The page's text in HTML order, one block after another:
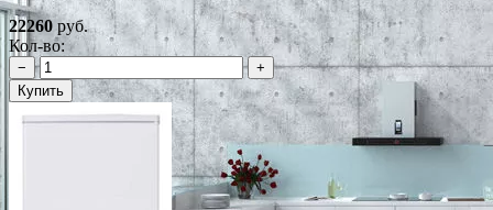
22260 руб.
Кол-во:
−
+
Купить